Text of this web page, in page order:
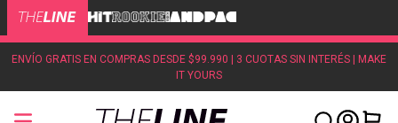
ENVÍO GRATIS EN COMPRAS DESDE $99.990 | 3 CUOTAS SIN INTERÉS | MAKE
IT YOURS